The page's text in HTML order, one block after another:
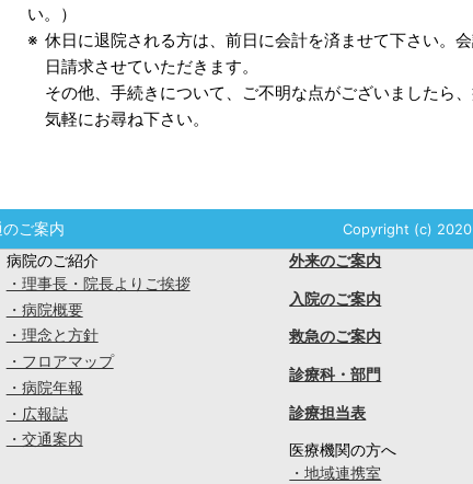
い。）
休日に退院される方は、前日に会計を済ませて下さい。
日請求させていただきます。
その他、手続きについて、ご不明な点がございましたら
気軽にお尋ね下さい。
ご案内
Copyright (c)
病院のご紹介
・理事長・院長よりご挨拶
・病院概要
・理念と方針
・フロアマップ
・病院年報
・広報誌
・交通案内
外来のご案内
入院のご案内
救急のご案内
診療科・部門
診療担当表
医療機関の方へ
・地域連携室